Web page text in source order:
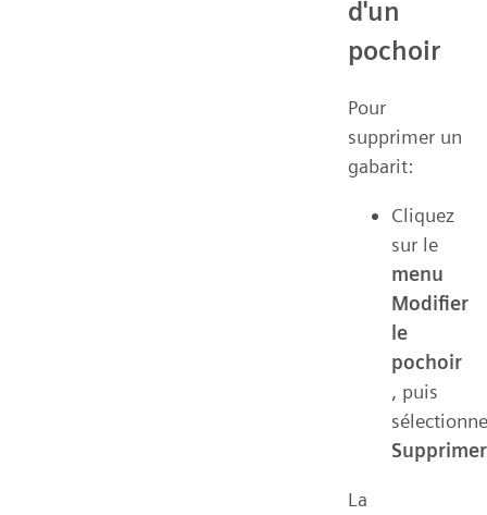
d'un
pochoir
Pour
supprimer un
gabarit:
Cliquez
sur le
menu
Modifier
le
pochoir
, puis
Supprimer
La